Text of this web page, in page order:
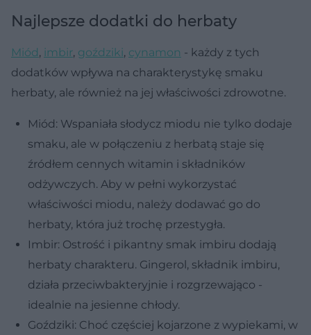
Najlepsze dodatki do herbaty
Miód, imbir, goździki, cynamon - każdy z tych
dodatków wpływa na charakterystykę smaku
herbaty, ale również na jej właściwości zdrowotne.
Miód: Wspaniała słodycz miodu nie tylko dodaje
smaku, ale w połączeniu z herbatą staje się
źródłem cennych witamin i składników
odżywczych. Aby w pełni wykorzystać
właściwości miodu, należy dodawać go do
herbaty, która już trochę przestygła.
Imbir: Ostrość i pikantny smak imbiru dodają
herbaty charakteru. Gingerol, składnik imbiru,
działa przeciwbakteryjnie i rozgrzewająco -
idealnie na jesienne chłody.
Goździki: Choć częściej kojarzone z wypiekami, w